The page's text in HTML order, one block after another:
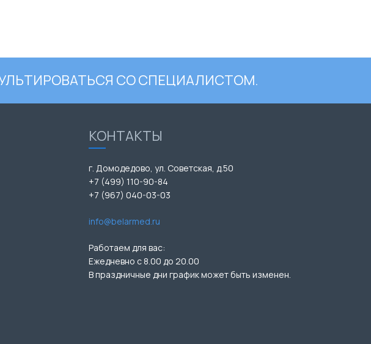
СО СПЕЦИАЛИСТОМ.
КОНТАКТЫ
г. Домодедово, ул. Советская, д.50
+7 (499) 110-90-84
+7 (967) 040-03-03
info@belarmed.ru
Работаем для вас:
Ежедневно с 8.00 до 20.00
В праздничные дни график может быть изменен.